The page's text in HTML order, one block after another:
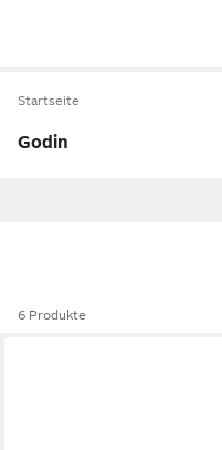
Startseite
Godin
6 Produkte